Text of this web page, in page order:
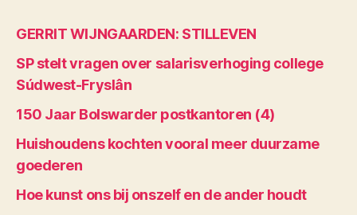
GERRIT WIJNGAARDEN: STILLEVEN
SP stelt vragen over salarisverhoging college
Súdwest-Fryslân
150 Jaar Bolswarder postkantoren (4)
Huishoudens kochten vooral meer duurzame
goederen
Hoe kunst ons bij onszelf en de ander houdt